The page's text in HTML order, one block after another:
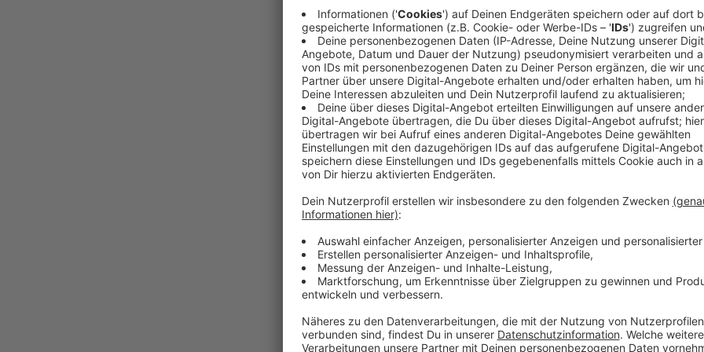
Anzeige
Nach einer landesweiten Überprüfung seien keine
Justizminister Limbach gestern im
waren zuvor zwei elektronische Generalschlüssel
das Innenleben der Transponder ausgetauscht
deshalb weiter – unter anderem wegen möglicher
Bestechungsskandal in der JVA. Dort stehen
gegen Geld Vorteile verschafft zu haben – etwa
monatlichen Zahlungen für Warnungen vor
Arbeitsstellen oder Meldeadressen, damit Häftlinge
konnten. Laut eines Interviews des WDR mit einem
er schon vor über 20 Jahren Bestechung
Anzeige